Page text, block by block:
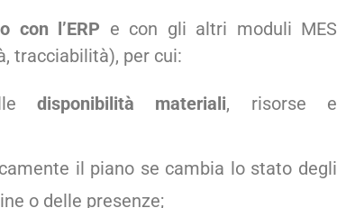
con l’ERP e con gli altri moduli MES
tracciabilità), per cui:
disponibilità materiali, risorse e
il piano se cambia lo stato degli
o delle presenze;